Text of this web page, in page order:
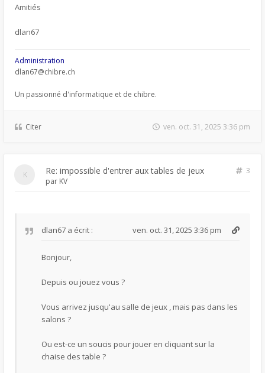
Amitiés
dlan67
Administration
dlan67@chibre.ch
Un passionné d'informatique et de chibre.
Citer ven. oct. 31, 2025 3:36 pm
Re: impossible d'entrer aux tables de jeux
3
par KV
dlan67 a écrit : ven. oct. 31, 2025 3:36 pm
Bonjour,
Depuis ou jouez vous ?
Vous arrivez jusqu'au salle de jeux , mais pas dans les
salons ?
Ou est-ce un soucis pour jouer en cliquant sur la
chaise des table ?